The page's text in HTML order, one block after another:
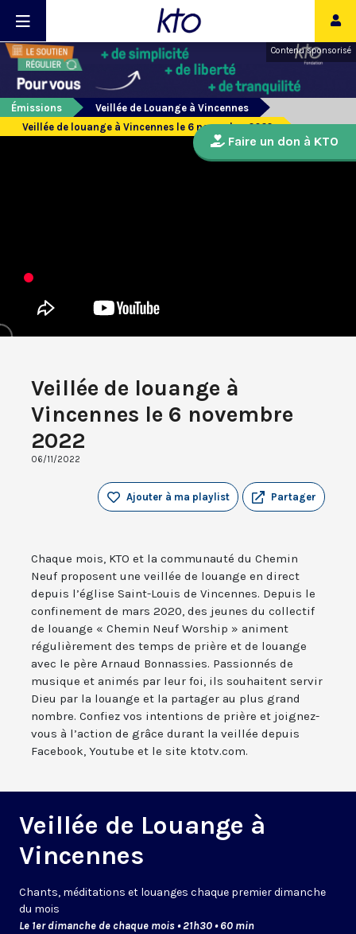
Contenu sponsorisé
Émissions
Veillée de Louange à Vincennes
Veillée de louange à Vincennes le 6 novembre 2022
Veillée de louange à
Vincennes le 6 novembre
2022
06/11/2022
Partager
Ajouter à ma playlist
Chaque mois, KTO et la communauté du Chemin
Neuf proposent une veillée de louange en direct
depuis l’église Saint-Louis de Vincennes. Depuis le
confinement de mars 2020, des jeunes du collectif
de louange « Chemin Neuf Worship » animent
régulièrement des temps de prière et de louange
avec le père Arnaud Bonnassies. Passionnés de
musique et animés par leur foi, ils souhaitent servir
Dieu par la louange et la partager au plus grand
nombre. Confiez vos intentions de prière et joignez-
vous à l’action de grâce durant la veillée depuis
Facebook, Youtube et le site ktotv.com.
Veillée de Louange à
Vincennes
Chants, méditations et louanges chaque premier dimanche
du mois
Le 1er dimanche de chaque mois • 21h30 • 60 min
Faire un don à KTO